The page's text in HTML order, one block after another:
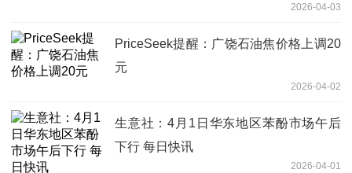
2026-04-03
PriceSeek提醒：广饶石油焦价格上调20
元
2026-04-02
生意社：4月1日华东地区苯酚市场午后
下行 每日快讯
2026-04-01